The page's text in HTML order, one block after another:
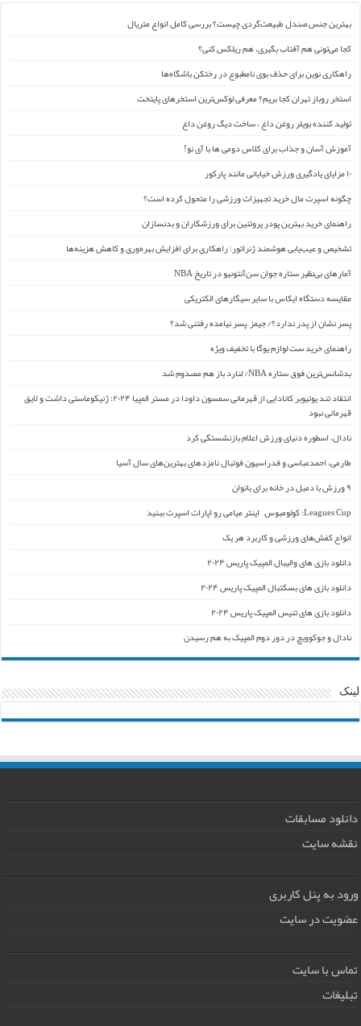
بهترین جنس صندل طبیعت‌گردی چیست؟ بررسی کامل انواع متریال
کجا می‌تونی هم آفتاب بگیری، هم ریلکس کنی؟
راهکاری نوین برای حذف بوی نامطبوع در رختکن باشگاه‌ها
استخر روباز تهران کجا بریم؟ معرفی لوکس‌ترین استخرهای پایتخت
تولید کننده بویلر روغن داغ ، ساخت دیگ روغن داغ
آموزش آسان و جذاب برای کلاس دومی ها با آی نو!
۱۰ مزایای یادگیری ورزش خیابانی مانند پارکور
چگونه اسپرت مال خرید تجهیزات ورزشی را متحول کرده است؟
راهنمای خرید بهترین پودر پروتئین برای ورزشکاران و بدنسازان
تشخیص و عیب‌یابی هوشمند ژنراتور: راهکاری برای افزایش بهره‌وری و کاهش هزینه‌ها
آمارهای بی‌نظیر ستاره جوان سن‌آنتونیو در تاریخ NBA
مقایسه دستگاه ایکاس با سایر سیگارهای الکتریکی
پسر نشان از پدر ندارد؟/ جیمز ِ پسر نیامده رفتنی شد؟
راهنمای خرید ست لوازم یوگا با تخفیف ویژه
بدشانس‌ترین فوق ستاره NBA/ لنارد باز هم مصدوم شد
انتقاد تند یوتیوبر کانادایی از قهرمانی سمسون داودا در مستر المپیا ۲۰۲۴: ژنیکوماستی داشت و لایق
قهرمانی نبود
نادال، اسطوره دنیای ورزش اعلام بازنشستگی کرد
طارمی، احمدعباسی و فدراسیون فوتبال نامزدهای بهترین‌های سال آسیا
۹ ورزش با دمبل در خانه برای بانوان
Leagues Cup: کولومبوس – اینتر میامی رو اپارات اسپرت ببنید
انواع کفش‌های ورزشی و کاربرد هر یک
دانلود بازی های والیبال المپیک پاریس ۲۰۲۴
دانلود بازی های بسکتبال المپیک پاریس ۲۰۲۴
دانلود بازی های تنیس المپیک پاریس ۲۰۲۴
نادال و جوکوویچ در دور دوم المپیک به هم رسیدن
لینک
دانلود مسابقات
نقشه سایت
ورود به پنل کاربری
عضویت در سایت
تماس با سایت
تبلیغات